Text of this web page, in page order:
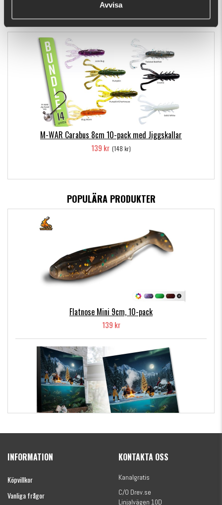
Avvisa
DU TITTADE NYLIGEN PÅ
M-WAR Carabus 8cm 10-pack med Jiggskallar
139 kr (148 kr)
POPULÄRA PRODUKTER
Flatnose Mini 9cm, 10-pack
139 kr
(julkalender)
INFORMATION
Köpvillkor
Vanliga frågor
KONTAKTA OSS
Kanalgratis
C/O Drev.se
Linjalvägen 10D